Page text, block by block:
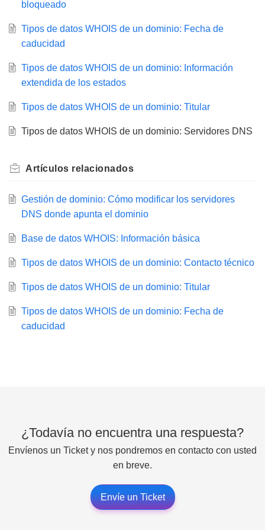
bloqueado
Tipos de datos WHOIS de un dominio: Fecha de
caducidad
Tipos de datos WHOIS de un dominio: Información
extendida de los estados
Tipos de datos WHOIS de un dominio: Titular
Tipos de datos WHOIS de un dominio: Servidores DNS
Artículos relacionados
Gestión de dominio: Cómo modificar los servidores
DNS donde apunta el dominio
Base de datos WHOIS: Información básica
Tipos de datos WHOIS de un dominio: Contacto técnico
Tipos de datos WHOIS de un dominio: Titular
Tipos de datos WHOIS de un dominio: Fecha de
caducidad
¿Todavía no encuentra una respuesta?
Envíenos un Ticket y nos pondremos en contacto con usted
en breve.
Envíe un Ticket